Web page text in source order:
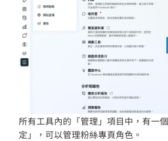
所有工具內的「管理」項目中，有一
定」，可以管理粉絲專頁角色。